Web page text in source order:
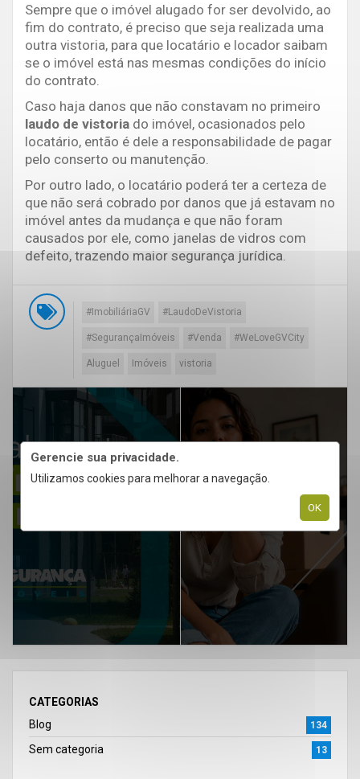
Gerencie sua privacidade.
Utilizamos cookies para melhorar a navegação.
OK
Sempre que o imóvel alugado for ser devolvido, ao
fim do contrato, é preciso que seja realizada uma
outra vistoria, para que locatário e locador saibam
se o imóvel está nas mesmas condições do início
do contrato.
Caso haja danos que não constavam no primeiro
laudo de vistoria do imóvel, ocasionados pelo
locatário, então é dele a responsabilidade de pagar
pelo conserto ou manutenção.
Por outro lado, o locatário poderá ter a certeza de
que não será cobrado por danos que já estavam no
imóvel antes da mudança e que não foram
causados por ele, como janelas de vidros com
defeito, trazendo maior segurança jurídica.
#ImobiliáriaGV #LaudoDeVistoria
#SegurançaImóveis #Venda #WeLoveGVCity
Aluguel Imóveis vistoria
CATEGORIAS
Blog
134
Sem categoria 13